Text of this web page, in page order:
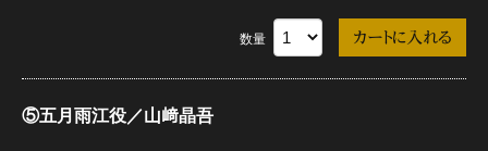
数量
⑤五月雨江役／山﨑晶吾